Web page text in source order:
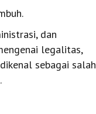
dan
legalitas,
sebagai salah